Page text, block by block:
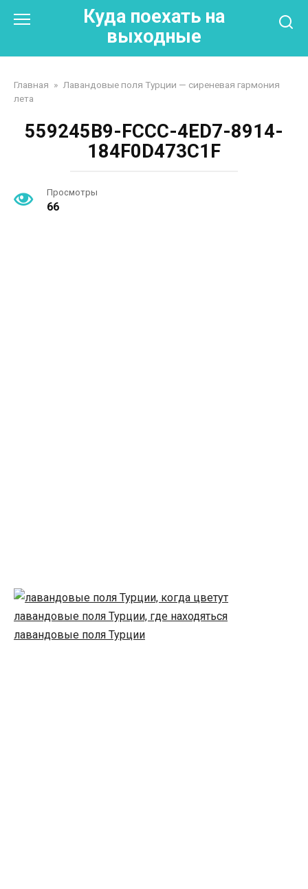
Куда поехать на
выходные
Главная » Лавандовые поля Турции — сиреневая гармония
лета
559245B9-FCCC-4ED7-8914-
184F0D473C1F
Просмотры
66